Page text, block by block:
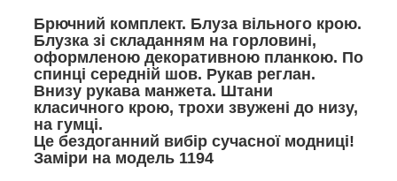
Брючний комплект. Блуза вільного крою.
Блузка зі складанням на горловині,
оформленою декоративною планкою. По
спинці середній шов. Рукав реглан.
Внизу рукава манжета. Штани
класичного крою, трохи звужені до низу,
на гумці.
Це бездоганний вибір сучасної модниці!
Заміри на модель 1194